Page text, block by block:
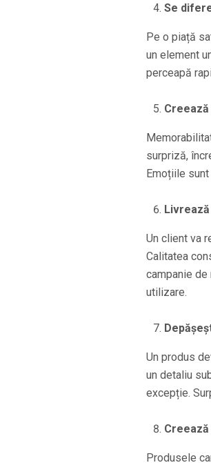
Se
Pe o piață
un element
perceapă
surpriză,
Emoțiile
Un client va
Calitatea
campanie
utilizare.
Un produs
un detaliu
excepție.
Produsele